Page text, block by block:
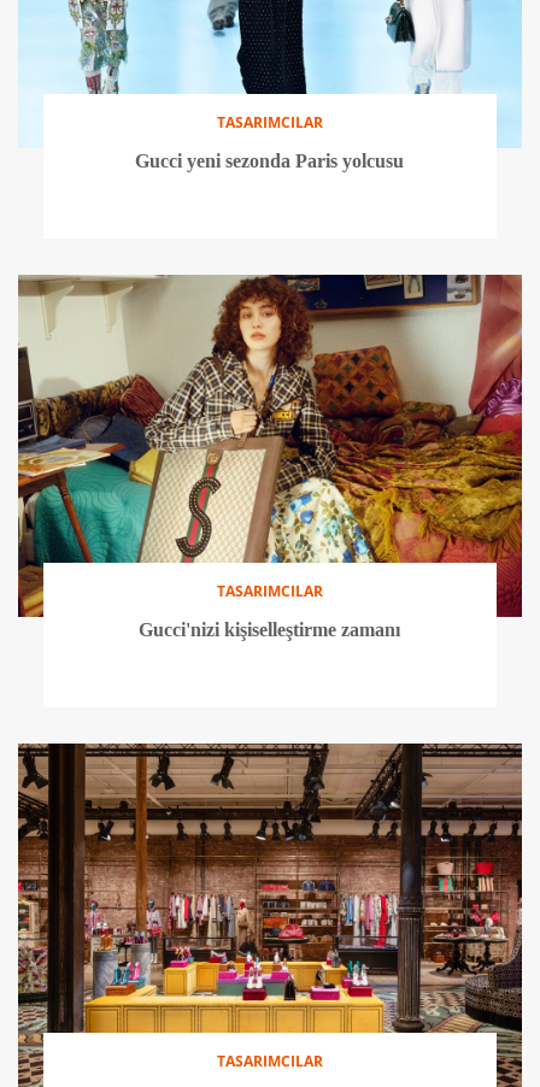
TASARIMCILAR
Gucci yeni sezonda Paris yolcusu
TASARIMCILAR
Gucci'nizi kişiselleştirme zamanı
TASARIMCILAR